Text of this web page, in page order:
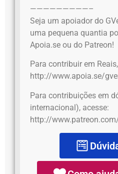
—————————–
Seja um apoiador do
uma pequena quantia
Apoia.se ou do Patreon!
Para contribuir em
http://www.apoia.se/
Para contribuições em
internacional), acesse:
http://